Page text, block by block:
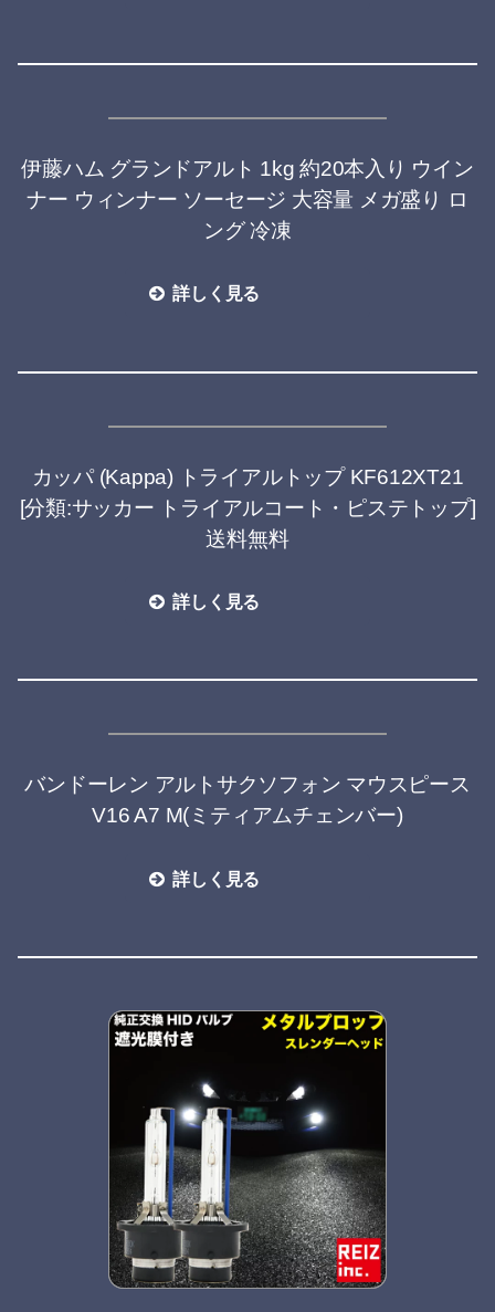
伊藤ハム グランドアルト 1kg 約20本入り ウイン
ナー ウィンナー ソーセージ 大容量 メガ盛り ロ
ング 冷凍
詳しく見る
カッパ (Kappa) トライアルトップ KF612XT21
[分類:サッカー トライアルコート・ピステトップ]
送料無料
詳しく見る
バンドーレン アルトサクソフォン マウスピース
V16 A7 M(ミティアムチェンバー)
詳しく見る